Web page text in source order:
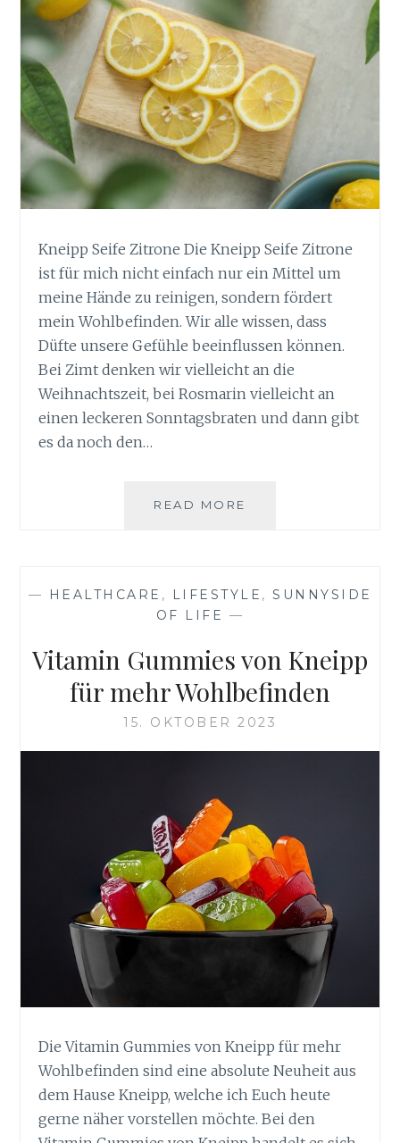
Kneipp Seife Zitrone Die Kneipp Seife Zitrone
ist für mich nicht einfach nur ein Mittel um
meine Hände zu reinigen, sondern fördert
mein Wohlbefinden. Wir alle wissen, dass
Düfte unsere Gefühle beeinflussen können.
Bei Zimt denken wir vielleicht an die
Weihnachtszeit, bei Rosmarin vielleicht an
einen leckeren Sonntagsbraten und dann gibt
es da noch den…
READ MORE
HAUCH
— HEALTHCARE , LIFESTYLE , SUNNYSIDE
OF LIFE —
Vitamin Gummies von Kneipp
für mehr Wohlbefinden
15. OKTOBER 2023
Die Vitamin Gummies von Kneipp für mehr
Wohlbefinden sind eine absolute Neuheit aus
dem Hause Kneipp, welche ich Euch heute
gerne näher vorstellen möchte. Bei den